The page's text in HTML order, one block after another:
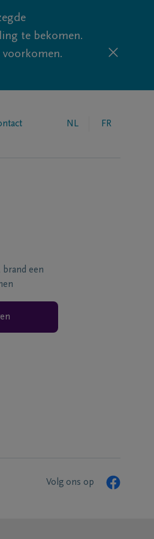
te bekomen.
NL FR
brand een
Volg ons op